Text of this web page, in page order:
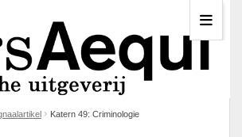
Katern 49: Criminologie